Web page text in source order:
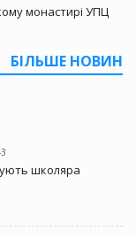
монастирі УПЦ
БІЛЬШЕ НОВИН
школяра